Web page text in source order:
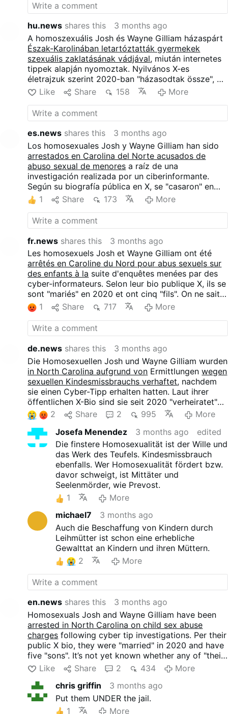
indifese!!!!! E lui che ha fatto? Ha
ammazzato le sue ignare clienti
poverette....chi paga per una tale assurdità e
leggerezza? Il buon senso di far fare
l'assistente sociale, con permesso di uscire
dal carcere...a un pluri-omicida che non si è
mai pentito dov'è?? Perche i giudici non
pagano mai? Cosi facendo fanno
politica...non giustizia...e lo ammettono pure
in "magistratura democratica" dicono che
applicano i principi di sinistra....mah
hu.news shares this
3 months ago
A homoszexuális Josh és Wayne Gilliam házaspárt
Észak-Karolinában letartóztatták gyermekek
szexuális zaklatásának vádjával, miután internetes
tippek alapján nyomoztak. Nyilvános X-es
életrajzuk szerint 2020-ban "házasodtak össze", és
öt "fiuk" van. Azt egyelőre nem tudni, hogy "az ő"
gyerekeik közül volt-e valaki az áldozatok között.
Like Share 158 More
es.news shares this
3 months ago
Los homosexuales Josh y Wayne Gilliam han sido
arrestados en Carolina del Norte acusados de
abuso sexual de menores a raíz de una
investigación realizada por un ciberinformante.
Según su biografía pública en X, se "casaron" en
2020 y tienen cinco "hijos". Aún se desconoce si
alguno de "sus" hijos se encontraba entre las
víctimas.
1 Share 173 More
fr.news shares this
3 months ago
Les homosexuels Josh et Wayne Gilliam ont été
arrêtés en Caroline du Nord pour abus sexuels sur
des enfants à la suite d'enquêtes menées par des
cyber-informateurs. Selon leur bio publique X, ils se
sont "mariés" en 2020 et ont cinq "fils". On ne sait
pas encore si l'un de "leurs" enfants figurait parmi
les victimes.
1 Share 717 More
de.news shares this
3 months ago
Die Homosexuellen Josh und Wayne Gilliam wurden
in North Carolina aufgrund von Ermittlungenwegen
sexuellen Kindesmissbrauchs verhaftet, nachdem
sie einen Cyber-Tipp erhalten hatten. Laut ihrer
öffentlichen X-Bio sind sie seit 2020 "verheiratet"
und haben fünf "Söhne". Es ist noch nicht bekannt,
ob eines "ihrer" Kinder unter den Opfern war.
2 Share 2 995
More
Josefa Menendez
3 months ago
edited
Die finstere Homosexualität ist der Wille und
das Werk des Teufels. Kindesmissbrauch
ebenfalls. Wer Homosexualität fördert bzw.
davor schweigt, ist Mittäter und
Seelenmörder, wie Prevost.
1
More
michael7
3 months ago
Auch die Beschaffung von Kindern durch
Leihmütter ist schon eine erhebliche
Gewalttat an Kindern und ihren Müttern.
2
More
en.news shares this
3 months ago
Homosexuals Josh and Wayne Gilliam have been
arrested in North Carolina on child sex abuse
charges following cyber tip investigations. Per their
public X bio, they were "married" in 2020 and have
five "sons". It’s not yet known whether any of "their"
children were among the victims.
Like Share 2 434
More
chris griffin
3 months ago
Put them UNDER the jail.
1
More